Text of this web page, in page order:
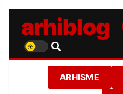
arhiblog
ARHISME